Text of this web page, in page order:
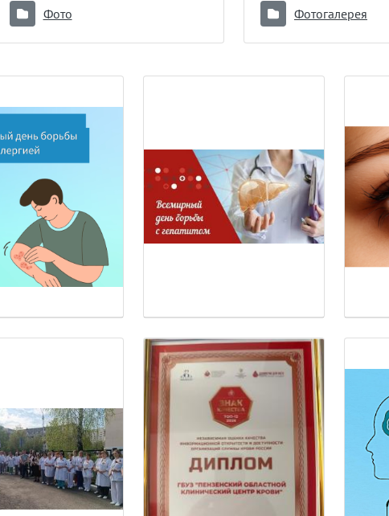
Фото Фотогалерея